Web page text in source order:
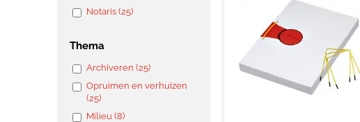
Notaris (25)
Thema
Archiveren (25)
Opruimen en verhuizen
(25)
Milieu (8)